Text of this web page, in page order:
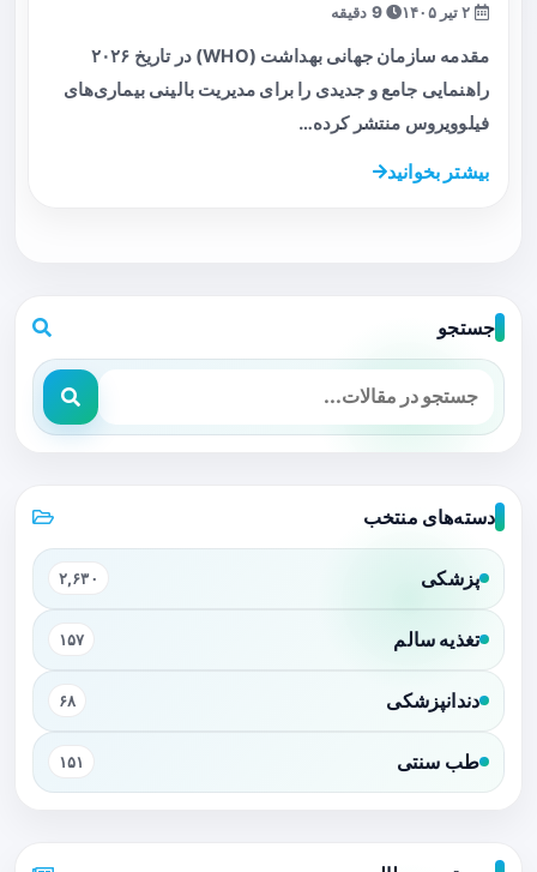
9 دقیقه
مقدمه سازمان جهانی بهداشت (WHO) در تاریخ ۲۰۲۶
راهنمایی جامع و جدیدی را برای مدیریت بالینی بیماری‌های
فیلوویروس منتشر کرده…
بیشتر بخوانید
جستجو
دسته‌های منتخب
پزشکی ۲,۶۳۰
تغذیه سالم ۱۵۷
دندانپزشکی ۶۸
طب سنتی ۱۵۱